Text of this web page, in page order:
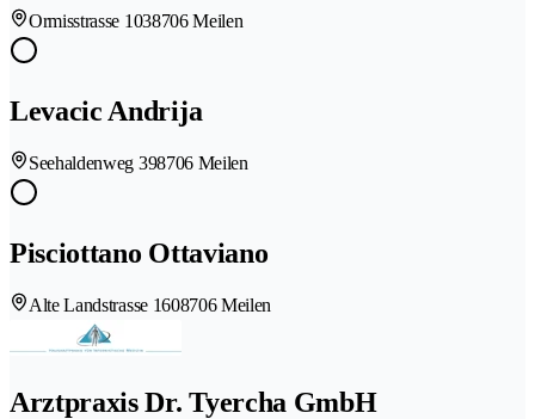
Ormisstrasse 1038706 Meilen
Levacic Andrija
Seehaldenweg 398706 Meilen
Pisciottano Ottaviano
Alte Landstrasse 1608706 Meilen
Arztpraxis Dr. Tyercha GmbH